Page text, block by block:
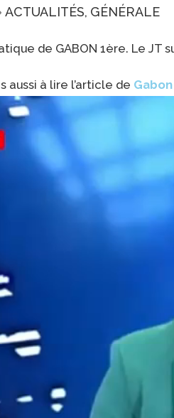
ACTUALITÉS GÉNÉRALE
de GABON 1ère. Le JT
aussi à lire l’article de